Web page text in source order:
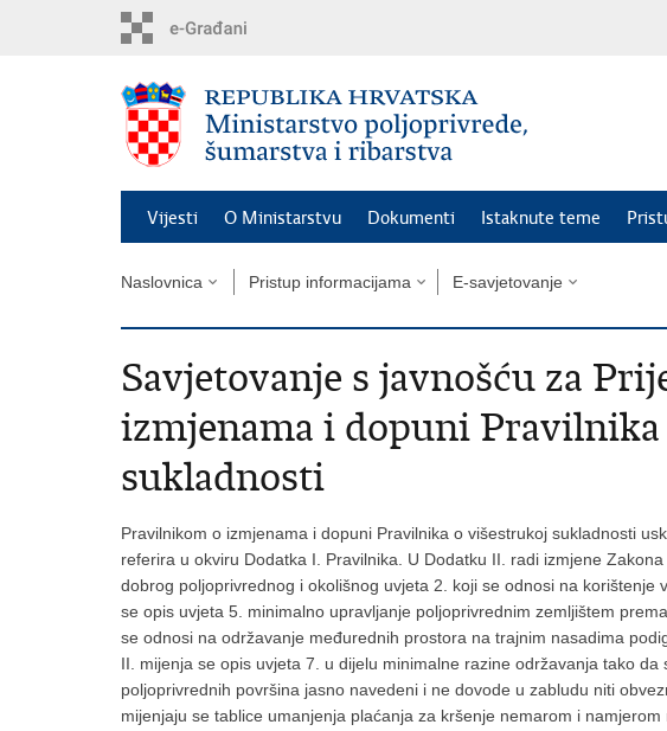
Vijesti O Ministarstvu Dokumenti Istaknute teme
Naslovnica Pristup informacijama E-savjetovanje
Savjetovanje s javnošću za
izmjenama i dopuni
sukladnosti
Pravilnikom o izmjenama i dopuni Pravilnika o višestrukoj sukladnosti
referira u okviru Dodatka I. Pravilnika. U Dodatku II. radi izmjene
dobrog poljoprivrednog i okolišnog uvjeta 2. koji se odnosi na korištenje
se opis uvjeta 5. minimalno upravljanje poljoprivrednim zemljištem
se odnosi na održavanje međurednih prostora na trajnim nasadima
II. mijenja se opis uvjeta 7. u dijelu minimalne razine održavanja tako
poljoprivrednih površina jasno navedeni i ne dovode u zabludu niti
mijenjaju se tablice umanjenja plaćanja za kršenje nemarom i